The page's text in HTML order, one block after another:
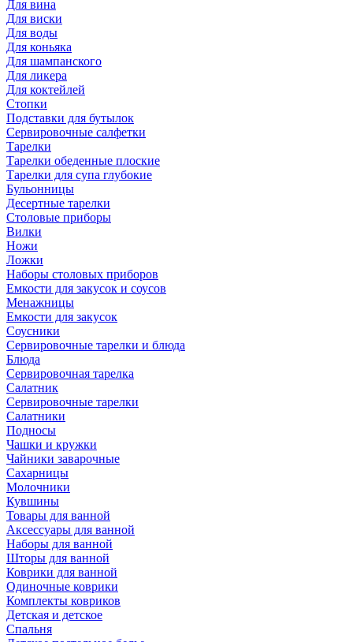
Для вина
Для виски
Для воды
Для коньяка
Для шампанского
Для ликера
Для коктейлей
Стопки
Подставки для бутылок
Сервировочные салфетки
Тарелки
Тарелки обеденные плоские
Тарелки для супа глубокие
Бульонницы
Десертные тарелки
Столовые приборы
Вилки
Ножи
Ложки
Наборы столовых приборов
Емкости для закусок и соусов
Менажницы
Емкости для закусок
Соусники
Сервировочные тарелки и блюда
Блюда
Сервировочная тарелка
Салатник
Сервировочные тарелки
Салатники
Подносы
Чашки и кружки
Чайники заварочные
Сахарницы
Молочники
Кувшины
Товары для ванной
Аксессуары для ванной
Наборы для ванной
Шторы для ванной
Коврики для ванной
Одиночные коврики
Комплекты ковриков
Детская и детское
Спальня